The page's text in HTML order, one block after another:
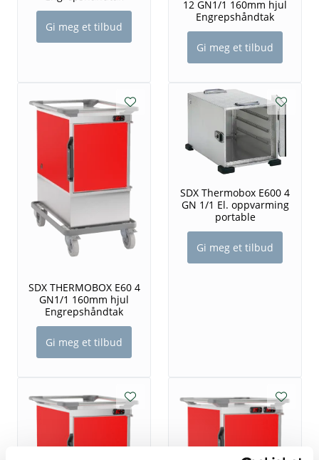
Gi meg et tilbud
12 GN1/1 160mm hjul
Engrepshåndtak
Gi meg et tilbud
SDX THERMOBOX E60 4
GN1/1 160mm hjul
Engrepshåndtak
Gi meg et tilbud
SDX Thermobox E600 4
GN 1/1 El. oppvarming
portable
Gi meg et tilbud